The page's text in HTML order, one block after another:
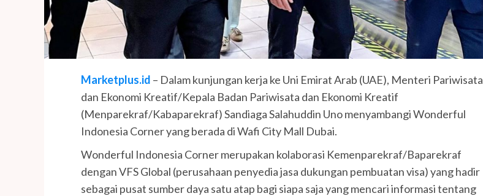
Marketplus.id – Dalam kunjungan kerja ke Uni Emirat Arab (UAE), Menteri Pariwisata
dan Ekonomi Kreatif/Kepala Badan Pariwisata dan Ekonomi Kreatif
(Menparekraf/Kabaparekraf) Sandiaga Salahuddin Uno menyambangi Wonderful
Indonesia Corner yang berada di Wafi City Mall Dubai.
Wonderful Indonesia Corner merupakan kolaborasi Kemenparekraf/Baparekraf
dengan VFS Global (perusahaan penyedia jasa dukungan pembuatan visa) yang hadir
sebagai pusat sumber daya satu atap bagi siapa saja yang mencari informasi tentang